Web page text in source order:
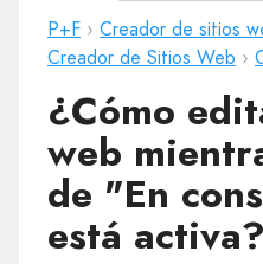
P+F › Creador de sitios
Creador de Sitios Web ›
¿Cómo
web
de "En
está activa?